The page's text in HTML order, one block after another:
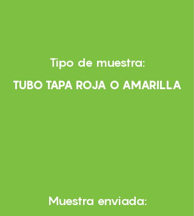
Tipo de muestra:
TUBO TAPA ROJA O AMARILLA
Muestra enviada: